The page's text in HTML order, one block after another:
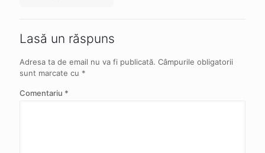
Lasă un răspuns
Adresa ta de email nu va fi publicată. Câmpurile obligatorii
sunt marcate cu *
Comentariu *